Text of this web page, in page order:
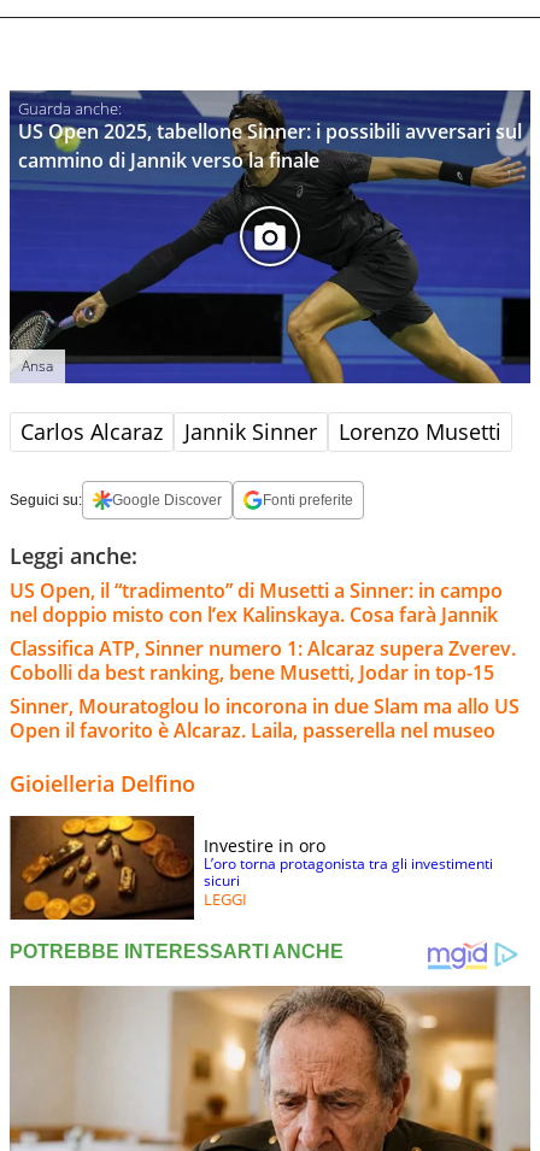
US Open 2025, tabellone Sinner: i possibili avversari sul
cammino di Jannik verso la finale
Ansa
Carlos Alcaraz Jannik Sinner Lorenzo Musetti
Seguici su: Google Discover Fonti preferite
Leggi anche:
US Open, il “tradimento” di Musetti a Sinner: in campo
nel doppio misto con l’ex Kalinskaya. Cosa farà Jannik
Classifica ATP, Sinner numero 1: Alcaraz supera Zverev.
Cobolli da best ranking, bene Musetti, Jodar in top-15
Sinner, Mouratoglou lo incorona in due Slam ma allo US
Open il favorito è Alcaraz. Laila, passerella nel museo
Gioielleria Delfino
Investire in oro
L’oro torna protagonista tra gli investimenti
sicuri
LEGGI